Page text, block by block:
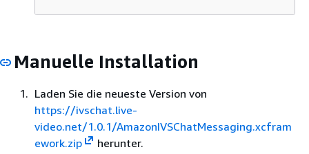
Manuelle Installation
Laden Sie die neueste Version von
https://ivschat.live-
video.net/1.0.1/AmazonIVSChatMessaging.xcfram
ework.zip
herunter.